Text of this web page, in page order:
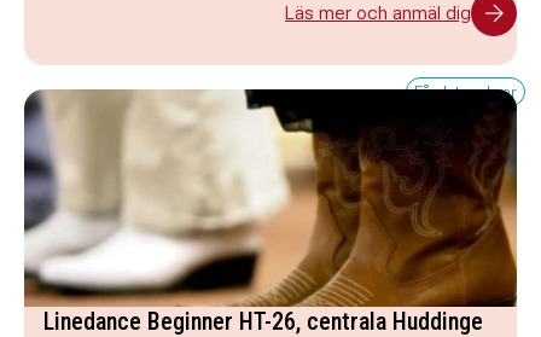
Läs mer och anmäl dig
Få platser kvar
Linedance Beginner HT-26, centrala Huddinge